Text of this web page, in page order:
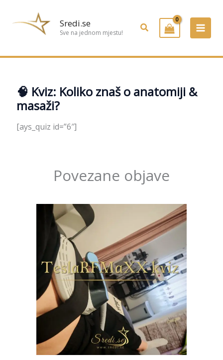
Sredi.se
Sve na jednom mjestu! Pretraživanje
🧠 Kviz: Koliko znaš o anatomiji &
masaži?
[ays_quiz id=”6″]
Povezane objave